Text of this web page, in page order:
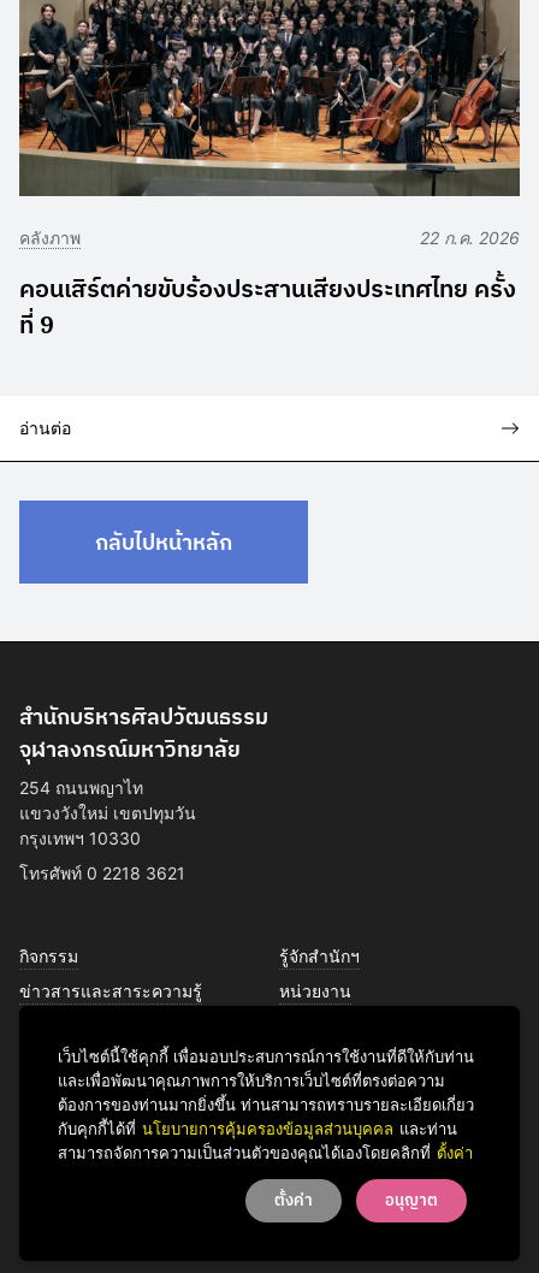
คลังภาพ 22 ก.ค. 2026
คอนเสิร์ตค่ายขับร้องประสานเสียงประเทศไทย ครั้ง
ที่ 9
อ่านต่อ
กลับไปหน้าหลัก
สำนักบริหารศิลปวัฒนธรรม
จุฬาลงกรณ์มหาวิทยาลัย
254 ถนนพญาไท
แขวงวังใหม่ เขตปทุมวัน
กรุงเทพฯ 10330
โทรศัพท์ 0 2218 3621
กิจกรรม
ข่าวสารและสาระความรู้
ศิลปวัฒนธรรม
รู้จักสำนักฯ
หน่วยงาน
บริการของเรา
ติดต่อเรา
Instagram TikTok
© 2026 Office of Art & Culture, Chulalongkorn University
เว็บไซต์นี้ใช้คุกกี้ เพื่อมอบประสบการณ์การใช้งานที่ดีให้กับท่าน
และเพื่อพัฒนาคุณภาพการให้บริการเว็บไซต์ที่ตรงต่อความ
ต้องการของท่านมากยิ่งขึ้น ท่านสามารถทราบรายละเอียดเกี่ยว
กับคุกกี้ได้ที่ นโยบายการคุ้มครองข้อมูลส่วนบุคคล และท่าน
สามารถจัดการความเป็นส่วนตัวของคุณได้เองโดยคลิกที่ ตั้งค่า
ตั้งค่า อนุญาต